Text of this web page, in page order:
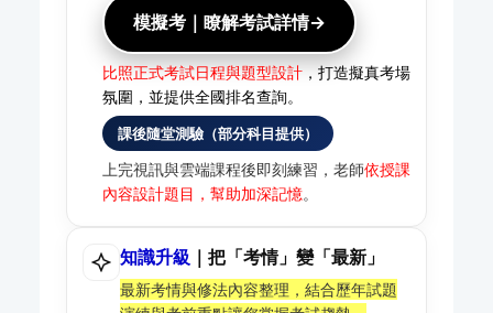
模擬考｜瞭解考試詳情→
比照正式考試日程與題型設計，打造擬真考場
氛圍，並提供全國排名查詢。
課後隨堂測驗（部分科目提供）
上完視訊與雲端課程後即刻練習，老師依授課
內容設計題目，幫助加深記憶。
知識升級 ｜把「考情」變「最新」
最新考情與修法內容整理，結合歷年試題